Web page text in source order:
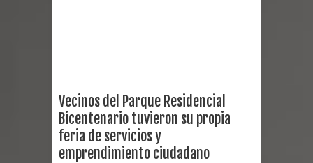
intercambio musical y pedagógico
con comunidades escolares
Vecinos del Parque Residencial
Bicentenario tuvieron su propia
feria de servicios y
emprendimiento ciudadano